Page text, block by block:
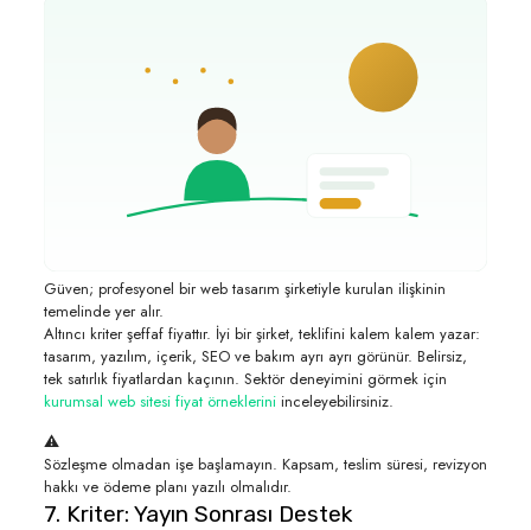
Güven; profesyonel bir web tasarım şirketiyle kurulan ilişkinin
temelinde yer alır.
Altıncı kriter şeffaf fiyattır. İyi bir şirket, teklifini kalem kalem yazar:
tasarım, yazılım, içerik, SEO ve bakım ayrı ayrı görünür. Belirsiz,
tek satırlık fiyatlardan kaçının. Sektör deneyimini görmek için
kurumsal web sitesi fiyat örnekleriniinceleyebilirsiniz.
⚠️
Sözleşme olmadan işe başlamayın. Kapsam, teslim süresi, revizyon
hakkı ve ödeme planı yazılı olmalıdır.
7. Kriter: Yayın Sonrası Destek